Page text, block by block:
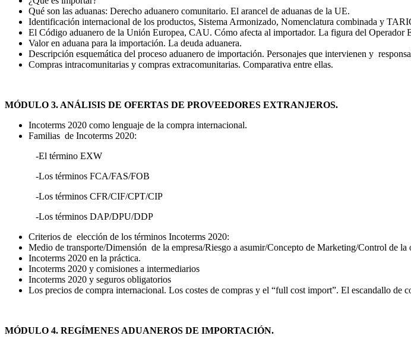
Qué son las aduanas: Derecho aduanero comunitario. El arancel de aduanas de la UE.
Identificación internacional de los productos, Sistema Armonizado, Nomenclatura combinada y
El Código aduanero de la Unión Europea, CAU. Cómo afecta al importador. La figura del Operador
Valor en aduana para la importación. La deuda aduanera.
Descripción esquemática del proceso aduanero de importación. Personajes que intervienen y
Compras intracomunitarias y compras extracomunitarias. Comparativa entre ellas.
MÓDULO 3. ANÁLISIS DE OFERTAS DE PROVEEDORES EXTRANJEROS.
Incoterms 2020 como lenguaje de la compra internacional.
Familias de Incoterms 2020:
-El término EXW
-Los términos FCA/FAS/FOB
-Los términos CFR/CIF/CPT/CIP
-Los términos DAP/DPU/DDP
Criterios de elección de los términos Incoterms 2020:
Medio de transporte/Dimensión de la empresa/Riesgo a asumir/Concepto de Marketing/Control de
Incoterms 2020 en la práctica.
Incoterms 2020 y comisiones a intermediarios
Incoterms 2020 y seguros obligatorios
Los precios de compra internacional. Los costes de compras y el “full cost import”. El escandallo de
MÓDULO 4. REGÍMENES ADUANEROS DE IMPORTACIÓN.